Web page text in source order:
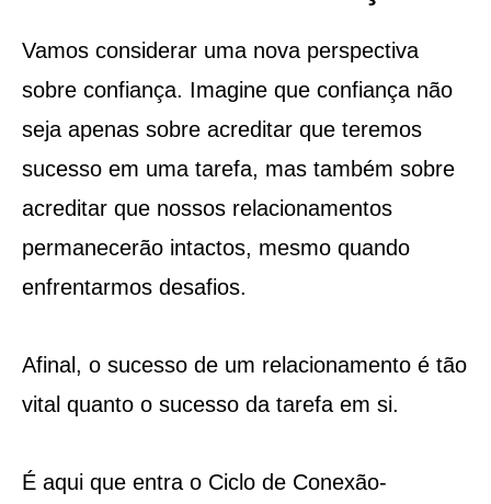
Vamos considerar uma nova perspectiva
sobre confiança. Imagine que confiança não
seja apenas sobre acreditar que teremos
sucesso em uma tarefa, mas também sobre
acreditar que nossos relacionamentos
permanecerão intactos, mesmo quando
enfrentarmos desafios.
Afinal, o sucesso de um relacionamento é tão
vital quanto o sucesso da tarefa em si.
É aqui que entra o Ciclo de Conexão-